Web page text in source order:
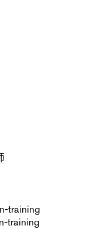
training
training